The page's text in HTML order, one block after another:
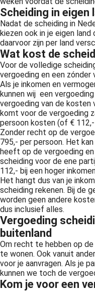
Scheiding in eigen
Nadat de scheiding in
kiezen ook in je eigen
daarvoor zijn per land
Wat kost de
Voor de volledige
vergoeding en een zónder
Als je inkomen en
kunnen wij een
vergoeding van de kosten
komt voor de vergoeding
persoon kosten (of €
Zonder recht op de
795,- per persoon. Het
heeft op de vergoeding
scheiding voor de ene
112,- bij een hoger
Het hangt dus van je
scheiding rekenen. Bij de
worden geen andere
dus inclusief alles.
Vergoeding
buitenland
Om recht te hebben op
te wonen. Ook vanuit
voor je aanvragen. Als je
kunnen we toch de
Kom je voor een